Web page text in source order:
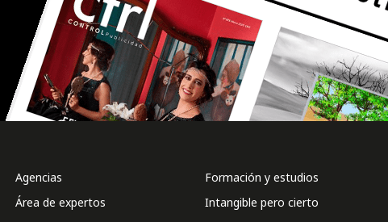
Agencias
Área de expertos
Formación y estudios
Intangible pero cierto